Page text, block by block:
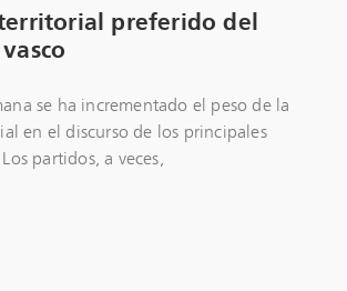
preferido del
se ha incrementado el peso de la
en el discurso de los principales
partidos, a veces,